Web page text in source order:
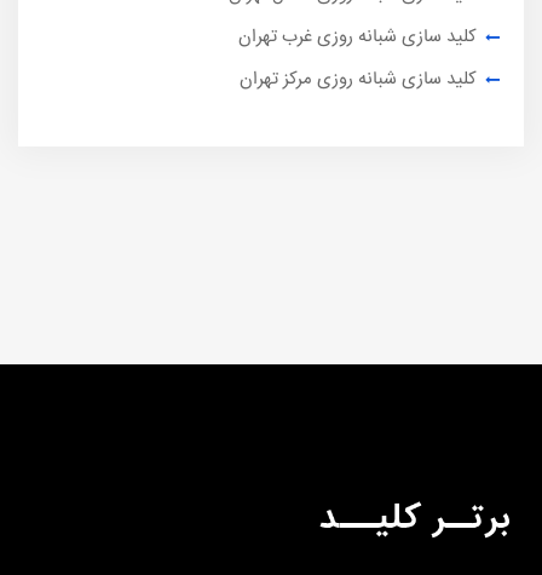
کلید سازی شبانه روزی غرب تهران
کلید سازی شبانه روزی مرکز تهران